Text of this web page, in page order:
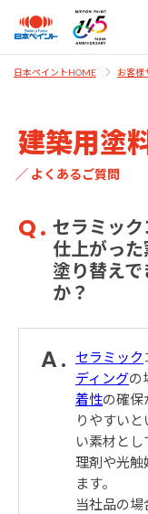
日本ペイントHOME お客様
建築用塗
／ よくあるご質問
セラミッ
仕上がっ
塗り替え
か？
セラミック
ディングの
着性の確保
りやすい
い素材と
理剤や光触
ます。
当社品の